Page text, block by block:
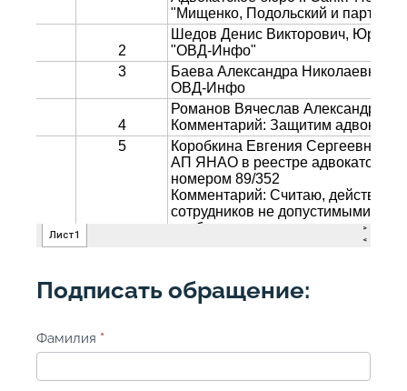
Подписать обращение:
Прекратите
Фамилия *